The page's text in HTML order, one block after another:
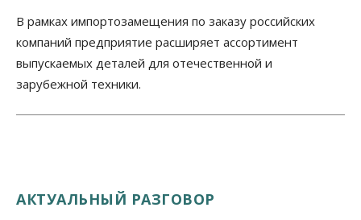
В рамках импортозамещения по заказу российских
компаний предприятие расширяет ассортимент
выпускаемых деталей для отечественной и
зарубежной техники.
АКТУАЛЬНЫЙ РАЗГОВОР